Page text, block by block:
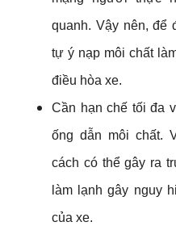
quanh. Vậy nên, để
tự ý nạp môi chất
điều hòa xe.
Cần hạn chế tối đa
ống dẫn môi chất.
cách có thể gây ra
làm lạnh gây nguy
của xe.